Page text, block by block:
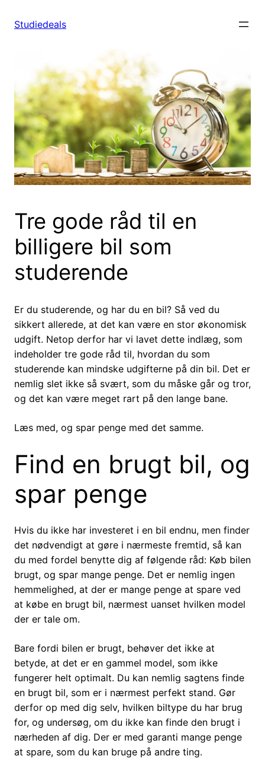
Studiedeals
Tre gode råd til en
billigere bil som
studerende
Er du studerende, og har du en bil? Så ved du
sikkert allerede, at det kan være en stor økonomisk
udgift. Netop derfor har vi lavet dette indlæg, som
indeholder tre gode råd til, hvordan du som
studerende kan mindske udgifterne på din bil. Det er
nemlig slet ikke så svært, som du måske går og tror,
og det kan være meget rart på den lange bane.
Læs med, og spar penge med det samme.
Find en brugt bil, og
spar penge
Hvis du ikke har investeret i en bil endnu, men finder
det nødvendigt at gøre i nærmeste fremtid, så kan
du med fordel benytte dig af følgende råd: Køb bilen
brugt, og spar mange penge. Det er nemlig ingen
hemmelighed, at der er mange penge at spare ved
at købe en brugt bil, nærmest uanset hvilken model
der er tale om.
Bare fordi bilen er brugt, behøver det ikke at
betyde, at det er en gammel model, som ikke
fungerer helt optimalt. Du kan nemlig sagtens finde
en brugt bil, som er i nærmest perfekt stand. Gør
derfor op med dig selv, hvilken biltype du har brug
for, og undersøg, om du ikke kan finde den brugt i
nærheden af dig. Der er med garanti mange penge
at spare, som du kan bruge på andre ting.